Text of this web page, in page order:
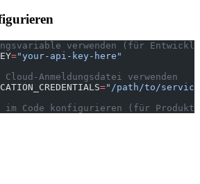
verwenden (für
="your-api-key-here"
Anmeldungsdatei verwenden
="/path/to/
im Code konfigurieren (für